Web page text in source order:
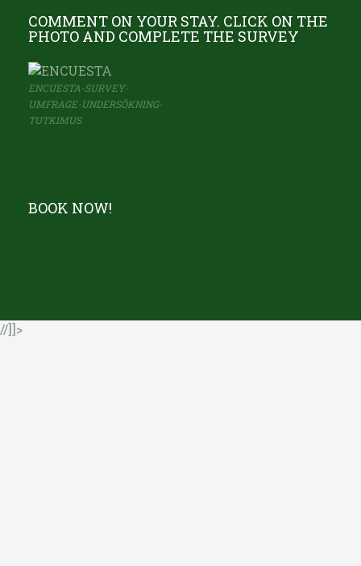
COMMENT ON YOUR STAY. CLICK ON THE
PHOTO AND COMPLETE THE SURVEY
ENCUESTA-SURVEY-
UMFRAGE-UNDERSÖKNING-
TUTKIMUS
BOOK NOW!
//]]>